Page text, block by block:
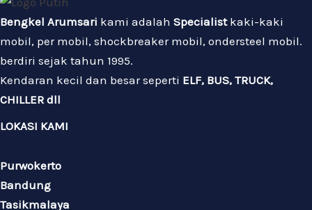
Bengkel Arumsari kami adalah Specialistkaki-kaki
mobil, per mobil, shockbreaker mobil, ondersteel mobil.
berdiri sejak tahun 1995.
Kendaran kecil dan besar seperti ELF, BUS, TRUCK,
CHILLER dll
LOKASI KAMI
Purwokerto
Bandung
Tasikmalaya